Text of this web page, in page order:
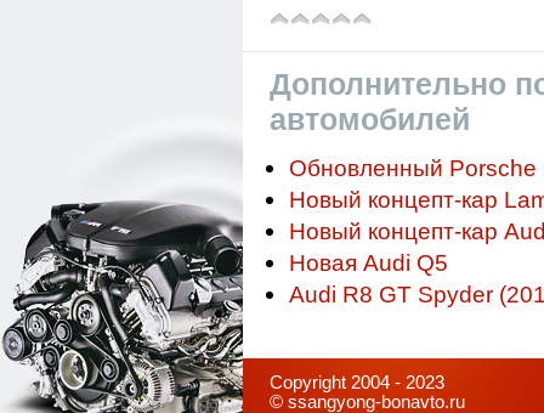
Дополнительно
автомобилей
Обновленный Porsche
Новый концепт-кар
Новый концепт-кар
Новая Audi Q5
Audi R8 GT Spyder
Copyright 2004 - 2023
© ssangyong-bonavto.ru